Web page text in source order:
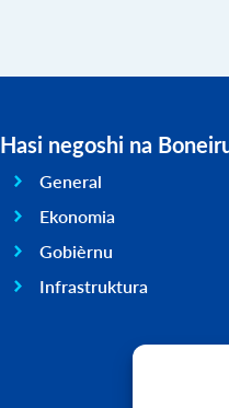
Hasi negoshi na
General
Ekonomia
Gobièrnu
Infrastruktura